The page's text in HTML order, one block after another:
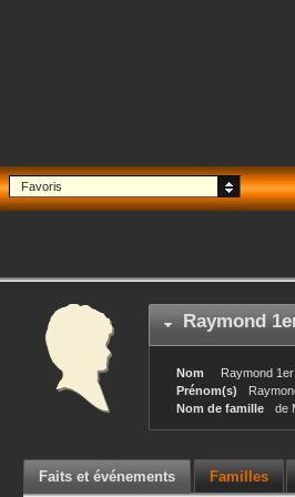
Favoris
Raymond
Nom Raymond 1er
Prénom(s)
Nom de famille
de
Faits et événements Familles